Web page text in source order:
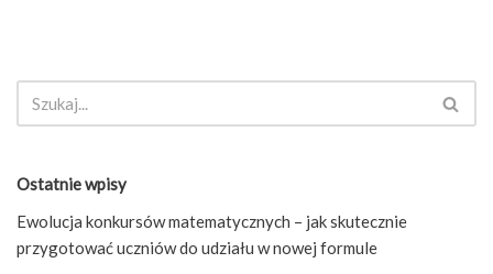
Ostatnie wpisy
Ewolucja konkursów matematycznych – jak skutecznie
przygotować uczniów do udziału w nowej formule